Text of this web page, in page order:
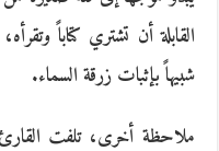
القابلة أن تشتري كتاباً
شبيهاً بإثبات زرقة السماء.
ملاحظة أخرى، تلفت